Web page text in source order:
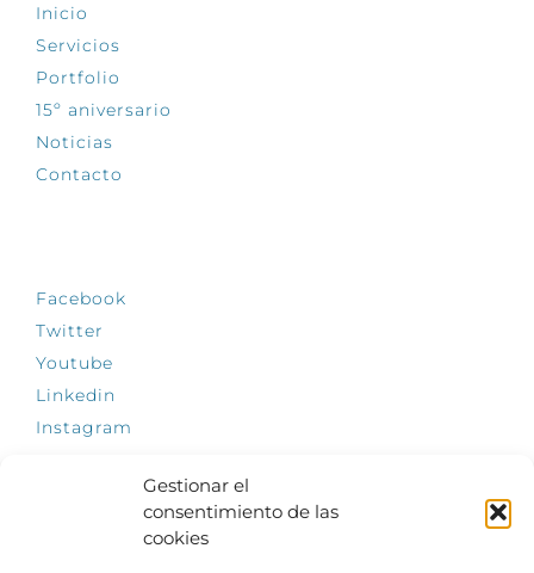
Gestionar el
consentimiento de las
cookies
Inicio
Servicios
Portfolio
15º aniversario
Noticias
Contacto
Facebook
Twitter
Youtube
Linkedin
Instagram